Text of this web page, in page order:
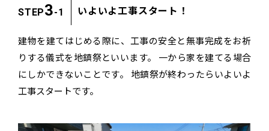
STEP3-1 いよいよ工事スタート！
建物を建てはじめる際に、工事の安全と無事完成をお祈
りする儀式を地鎮祭といいます。
一から家を建てる場合
にしかできないことです。
地鎮祭が終わったらいよいよ
工事スタートです。